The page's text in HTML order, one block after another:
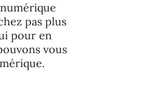
pas plus
pour en
vous